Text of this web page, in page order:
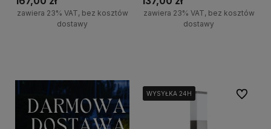
max 40W
zawiera 23% VAT, bez kosztów
dostawy
zawiera 23% VAT, bez kosztów
dostawy
WYSYŁKA 24H
WYSYŁKA 24H
WYSYŁKA 24H Do